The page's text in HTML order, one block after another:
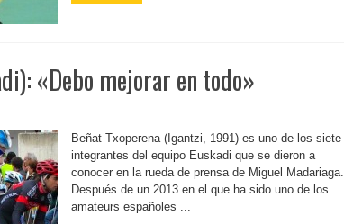
«Debo mejorar en todo»
Beñat Txoperena (Igantzi, 1991) es uno de los siete
integrantes del equipo Euskadi que se dieron a
conocer en la rueda de prensa de Miguel Madariaga.
Después de un 2013 en el que ha sido uno de los
amateurs españoles ...